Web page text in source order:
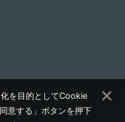
を目的としてCookie
意する」ボタンを押下